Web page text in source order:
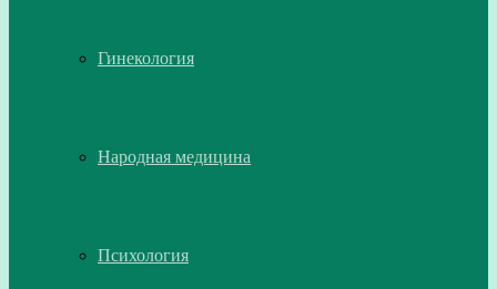
Гинекология
Народная медицина
Психология